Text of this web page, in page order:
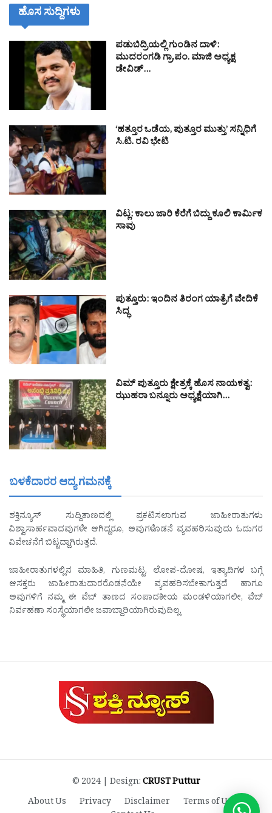
ಹೊಸ ಸುದ್ದಿಗಳು
ಪಡುಬಿದ್ರಿಯಲ್ಲಿ ಗುಂಡಿನ ದಾಳಿ:
ಮುದರಂಗಡಿ ಗ್ರಾ.ಪಂ. ಮಾಜಿ ಅಧ್ಯಕ್ಷ
ಡೇವಿಡ್…
‘ಹತ್ತೂರ ಒಡೆಯ, ಪುತ್ತೂರ ಮುತ್ತು’ ಸನ್ನಿಧಿಗೆ
ಸಿ.ಟಿ. ರವಿ ಭೇಟಿ
ವಿಟ್ಲ: ಕಾಲು ಜಾರಿ ಕೆರೆಗೆ ಬಿದ್ದು ಕೂಲಿ ಕಾರ್ಮಿಕ
ಸಾವು
ಪುತ್ತೂರು: ಇಂದಿನ ತಿರಂಗ ಯಾತ್ರೆಗೆ ವೇದಿಕೆ
ಸಿದ್ಧ
ವಿಮ್ ಪುತ್ತೂರು ಕ್ಷೇತ್ರಕ್ಕೆ ಹೊಸ ನಾಯಕತ್ವ:
ಝುಹರಾ ಬನ್ನೂರು ಅಧ್ಯಕ್ಷೆಯಾಗಿ…
ಬಳಕೆದಾರರ ಆದ್ಯ ಗಮನಕ್ಕೆ
ಶಕ್ತಿನ್ಯೂಸ್ ಸುದ್ದಿತಾಣದಲ್ಲಿ ಪ್ರಕಟಿಸಲಾಗುವ ಜಾಹೀರಾತುಗಳು
ವಿಶ್ವಾಸಾರ್ಹವಾದವುಗಳೇ ಆಗಿದ್ದರೂ, ಅವುಗಳೊಡನೆ ವ್ಯವಹರಿಸುವುದು ಓದುಗರ
ವಿವೇಚನೆಗೆ ಬಿಟ್ಟದ್ದಾಗಿರುತ್ತದೆ.
ಜಾಹೀರಾತುಗಳಲ್ಲಿನ ಮಾಹಿತಿ, ಗುಣಮಟ್ಟ, ಲೋಪ-ದೋಷ, ಇತ್ಯಾದಿಗಳ ಬಗ್ಗೆ
ಆಸಕ್ತರು ಜಾಹೀರಾತುದಾರರೊಡನೆಯೇ ವ್ಯವಹರಿಸಬೇಕಾಗುತ್ತದೆ ಹಾಗೂ
ಅವುಗಳಿಗೆ ನಮ್ಮ ಈ ವೆಬ್ ತಾಣದ ಸಂಪಾದಕೀಯ ಮಂಡಳಿಯಾಗಲೀ, ವೆಬ್
ನಿರ್ವಹಣಾ ಸಂಸ್ಥೆಯಾಗಲೀ ಜವಾಬ್ದಾರಿಯಾಗಿರುವುದಿಲ್ಲ.
© 2024 | Design:CRUST Puttur
About Us
Privacy Disclaimer
Terms of Use